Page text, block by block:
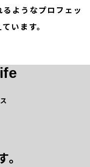
ようなプロフェッ
います。